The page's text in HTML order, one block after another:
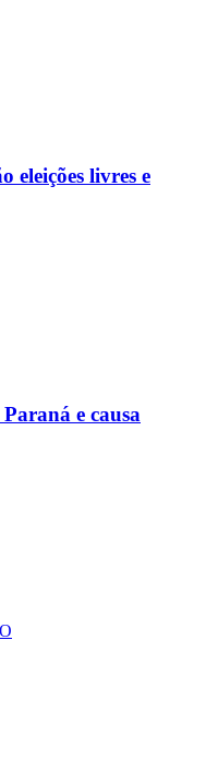
eleições livres e
e causa